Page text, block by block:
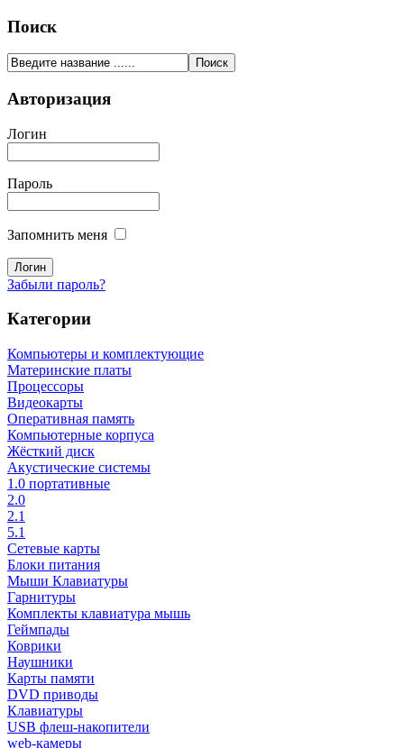
Поиск
Авторизация
Логин
Пароль
Запомнить меня
Забыли пароль?
Категории
Компьютеры и комплектующие
Материнские платы
Процессоры
Видеокарты
Оперативная память
Компьютерные корпуса
Жёсткий диск
Акустические системы
1.0 портативные
2.0
2.1
5.1
Сетевые карты
Блоки питания
Мыши Клавиатуры
Гарнитуры
Комплекты клавиатура мышь
Геймпады
Коврики
Наушники
Карты памяти
DVD приводы
Клавиатуры
USB флеш-накопители
web-камеры